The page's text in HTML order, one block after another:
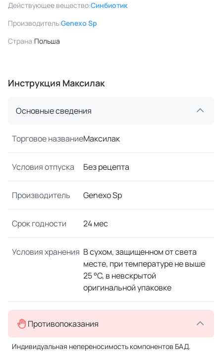
Действующее вещество:Синбиотик
Производитель:Genexo Sp
Страна:Польша
Инструкция Максилак
Основные сведения
Торговое названиеМаксилак
Условия отпуска Без рецепта
Производитель Genexo Sp
Срок годности 24 мес
Условия хранения В сухом, защищенном от света
месте, при температуре не выше
25 °C, в невскрытой
оригинальной упаковке
Противопоказания
Индивидуальная непереносимость компонентов БАД.